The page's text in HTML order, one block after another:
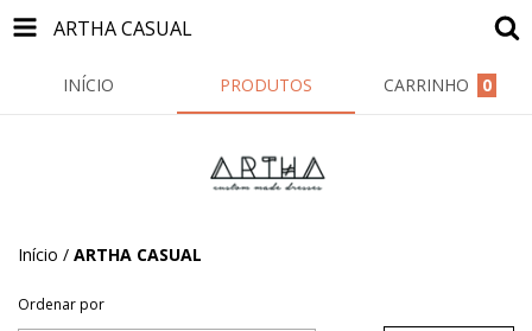
ARTHA CASUAL
INÍCIO PRODUTOS CARRINHO 0
Início / ARTHA CASUAL
Ordenar por